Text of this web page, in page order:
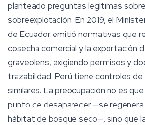
planteado preguntas legítimas
sobreexplotación. En 2019, el
de Ecuador emitió normativas que
cosecha comercial y la exportación
graveolens, exigiendo permisos y
trazabilidad. Perú tiene controles
similares. La preocupación no es
punto de desaparecer —se regenera
hábitat de bosque seco—, sino que